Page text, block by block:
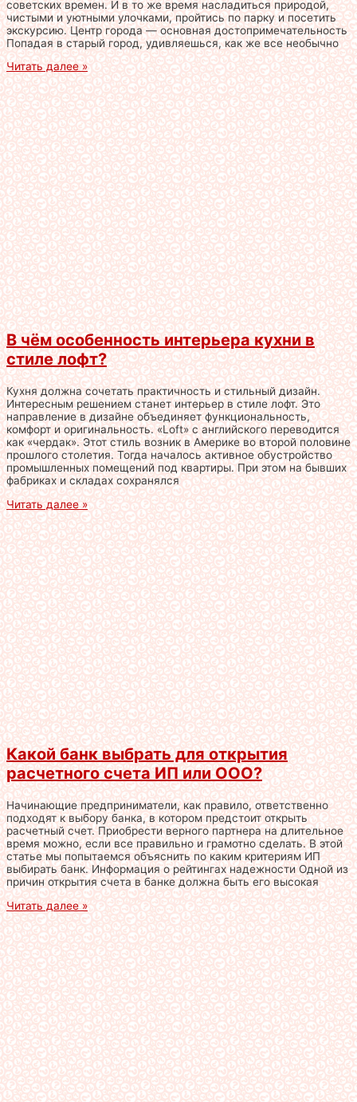
советских времен. И в то же время насладиться природой,
чистыми и уютными улочками, пройтись по парку и посетить
экскурсию. Центр города — основная достопримечательность
Попадая в старый город, удивляешься, как же все необычно
Читать далее »
В чём особенность интерьера кухни в
стиле лофт?
Кухня должна сочетать практичность и стильный дизайн.
Интересным решением станет интерьер в стиле лофт. Это
направление в дизайне объединяет функциональность,
комфорт и оригинальность. «Loft» с английского переводится
как «чердак». Этот стиль возник в Америке во второй половине
прошлого столетия. Тогда началось активное обустройство
промышленных помещений под квартиры. При этом на бывших
фабриках и складах сохранялся
Читать далее »
Какой банк выбрать для открытия
расчетного счета ИП или ООО?
Начинающие предприниматели, как правило, ответственно
подходят к выбору банка, в котором предстоит открыть
расчетный счет. Приобрести верного партнера на длительное
время можно, если все правильно и грамотно сделать. В этой
статье мы попытаемся объяснить по каким критериям ИП
выбирать банк. Информация о рейтингах надежности Одной из
причин открытия счета в банке должна быть его высокая
Читать далее »